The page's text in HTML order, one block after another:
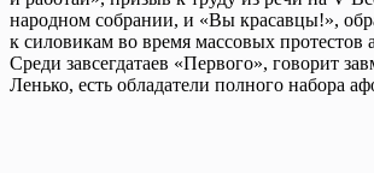
народном собрании, и «Вы красавцы!»,
к силовикам во время массовых протестов
Среди завсегдатаев «Первого», говорит
Ленько, есть обладатели полного набора